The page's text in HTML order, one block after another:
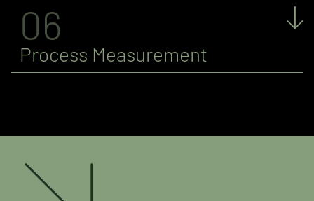
06
Process Measurement